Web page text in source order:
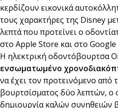
κερδίζουν εικονικά
τους χαρακτήρες της Disney
λεπτά που προτείνει ο
στο Apple Store και στο Google
Η ηλεκτρική οδοντόβουρτσα
ενσωματωμένο
να έχει τον προτεινόμενο από
βουρτσίσματος δύο λεπτών, ο
δημιουργία καλών συνηθειών